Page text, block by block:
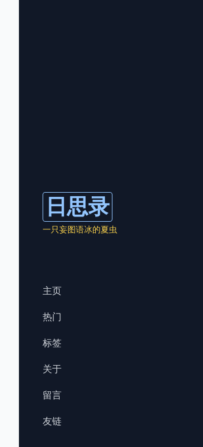
日思录
一只妄图语冰的夏虫
主页
热门
标签
关于
留言
友链